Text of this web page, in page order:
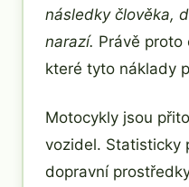
následky člověka,
narazí. Právě proto
které tyto náklady
Motocykly jsou
vozidel. Statisticky
dopravní